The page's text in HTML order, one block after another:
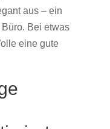
aus – ein
Bei etwas
eine gute